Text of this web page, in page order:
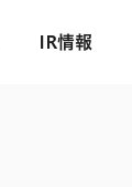
IR情報